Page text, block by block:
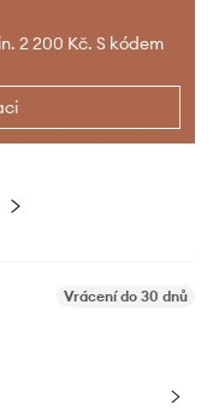
2 200 Kč. S kódem
Vrácení do 30 dnů